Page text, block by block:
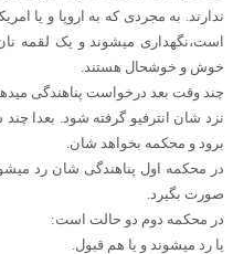
ندارند. به مجردی که به اروپا و یا
است،نگهداری میشوند و یک لقمه
خوش و خوشحال هستند.
چند وقت بعد درخواست پناهندگی
نزد شان انترفیو گرفته شود. بعدا
برود و محکمه بخواهد شان.
در محکمه اول پناهندگی شان رد
صورت بگیرد.
در محکمه دوم دو حالت است:
یا رد میشوند و یا هم قبول.